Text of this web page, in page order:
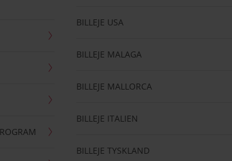
BILLEJE USA
BILLEJE MALAGA
BILLEJE MALLORCA
BILLEJE ITALIEN
BILLEJE TYSKLAND